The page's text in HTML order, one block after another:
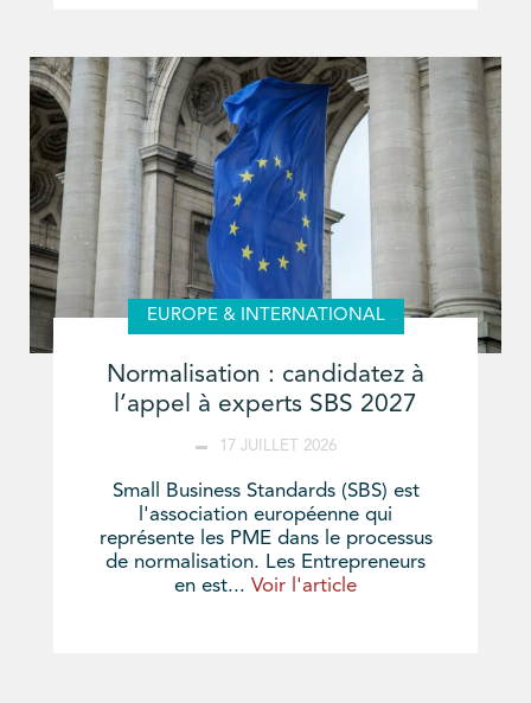
EUROPE & INTERNATIONAL
Normalisation : candidatez à
l’appel à experts SBS 2027
17 JUILLET 2026
Small Business Standards (SBS) est
l'association européenne qui
représente les PME dans le processus
de normalisation. Les Entrepreneurs
en est... Voir l'article